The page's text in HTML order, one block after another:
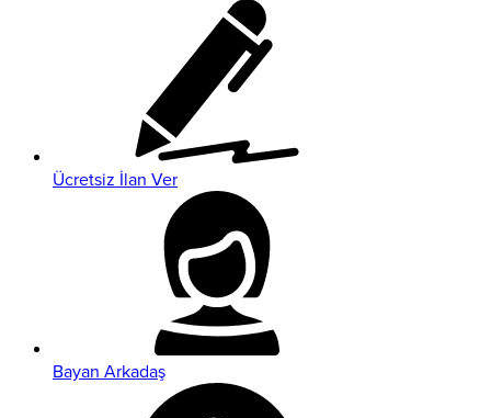
Ücretsiz İlan Ver
Bayan Arkadaş